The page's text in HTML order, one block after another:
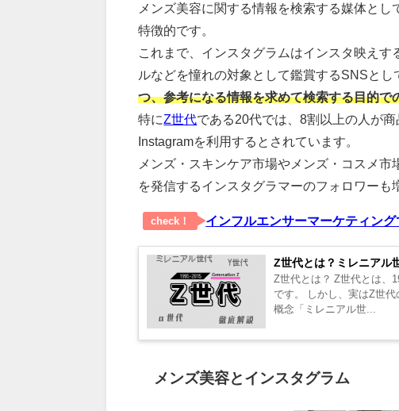
メンズ美容に関する情報を検索する媒体と
特徴的です。
これまで、インスタグラムはインスタ映え
ルなどを憧れの対象として鑑賞するSNSと
つ、参考になる情報を求めて検索する目的で
特にZ世代である20代では、8割以上の人が
Instagramを利用するとされています。
メンズ・スキンケア市場やメンズ・コスメ
を発信するインスタグラマーのフォロワーも
check！ インフルエンサーマーケティン
Z世代とは？ミレニアル
Z世代とは？ Z世代とは、
です。 しかし、実はZ世
概念「ミレニアル世...
メンズ美容とインスタグラム